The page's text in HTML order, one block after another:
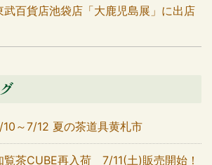
武百貨店池袋店「大鹿児島展」に出店
10～7/12 夏の茶道具黄札市
覧茶CUBE再入荷 7/11(土)販売開始！